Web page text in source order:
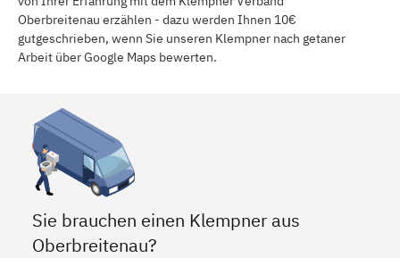
Oberbreitenau erzählen - dazu werden Ihnen 10€
gutgeschrieben, wenn Sie unseren Klempner nach getaner
Arbeit über Google Maps bewerten.
Sie brauchen einen Klempner aus
Oberbreitenau?